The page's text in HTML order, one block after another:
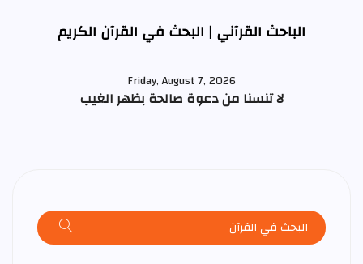
الباحث القرآني | البحث في القرآن الكريم
Friday, August 7, 2026
لا تنسنا من دعوة صالحة بظهر الغيب